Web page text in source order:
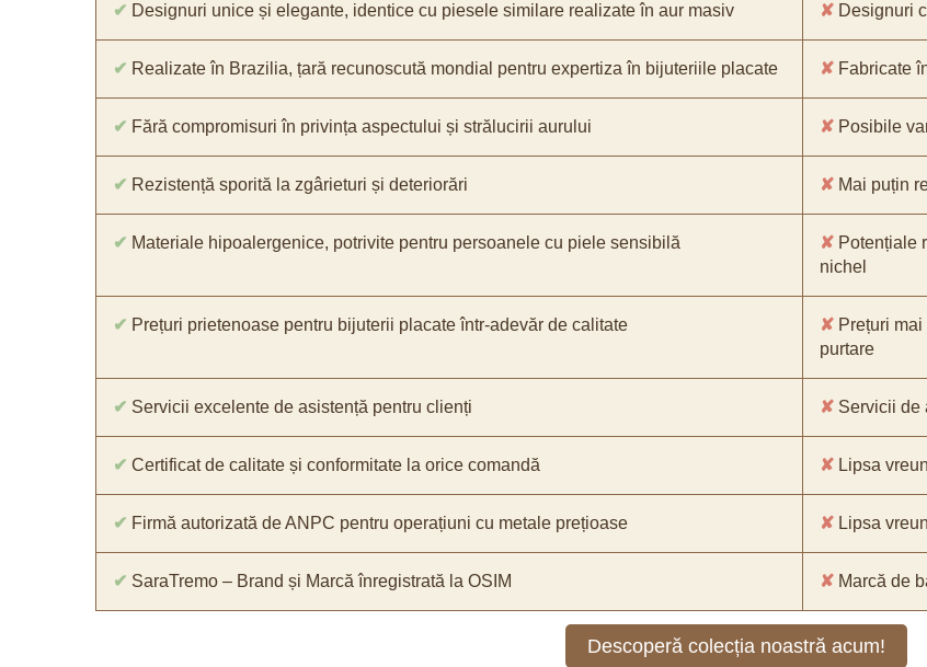
✔ Designuri unice și elegante, identice cu piesele similare realizate în aur masiv ✘ Designuri
✔ Realizate în Brazilia, țară recunoscută mondial pentru expertiza în bijuteriile placate ✘ Fabricate
✔ Fără compromisuri în privința aspectului și strălucirii aurului ✘ Posibile
✔ Rezistență sporită la zgârieturi și deteriorări ✘ Mai puțin
✔ Materiale hipoalergenice, potrivite pentru persoanele cu piele sensibilă ✘ Potențiale
nichel
✔ Prețuri prietenoase pentru bijuterii placate într-adevăr de calitate ✘ Prețuri
purtare
✔ Servicii excelente de asistență pentru clienți ✘ Servicii de
✔ Certificat de calitate și conformitate la orice comandă ✘ Lipsa
✔ Firmă autorizată de ANPC pentru operațiuni cu metale prețioase ✘ Lipsa
✔ SaraTremo – Brand și Marcă înregistrată la OSIM ✘ Marcă de
Descoperă colecția noastră acum!